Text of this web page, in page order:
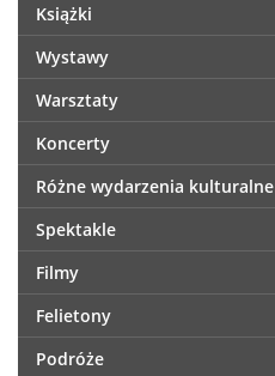
Książki
Wystawy
Warsztaty
Koncerty
Różne wydarzenia kulturalne
Spektakle
Filmy
Felietony
Podróże